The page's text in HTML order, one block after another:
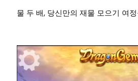
물 두 배, 당신만의 재물 모으기 여